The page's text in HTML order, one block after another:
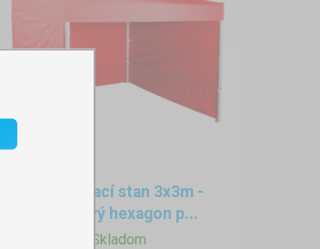
Rozkladací stan 3x3m -
hliníkový hexagon p...
Skladom